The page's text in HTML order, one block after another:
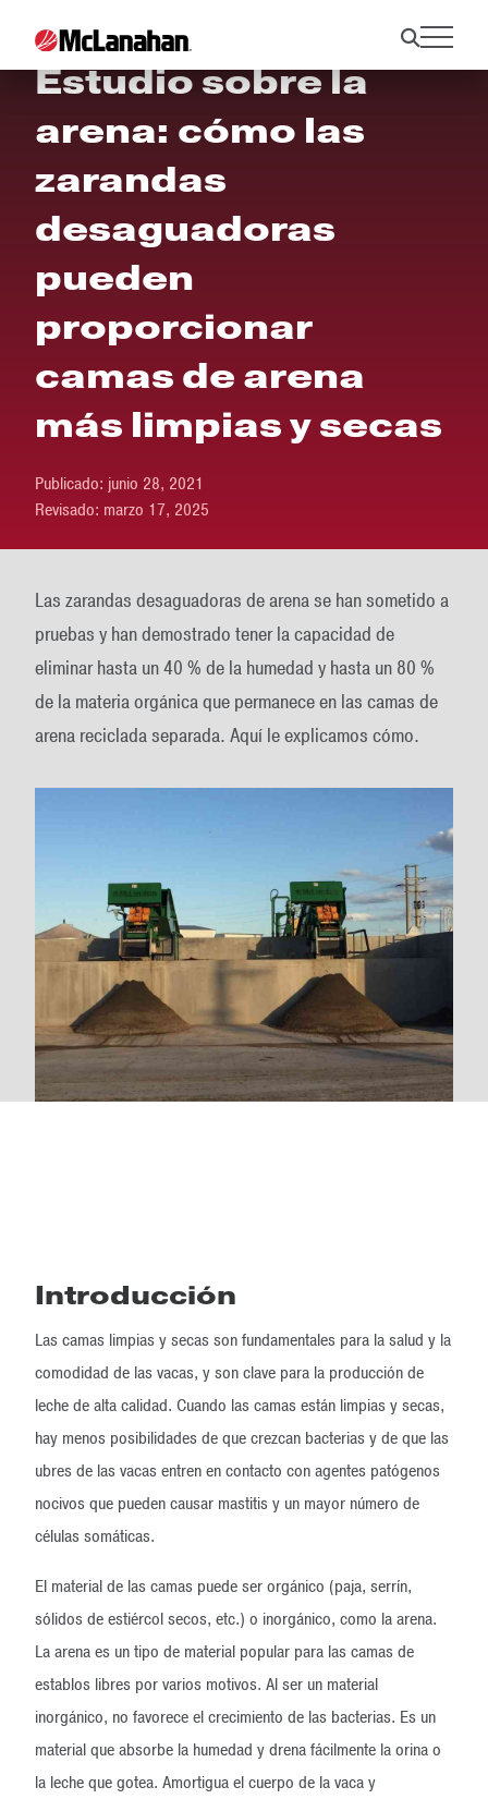
Estudio sobre la
arena: cómo las
zarandas
desaguadoras
pueden
proporcionar
camas de arena
más limpias y secas
Publicado: junio 28, 2021
Revisado: marzo 17, 2025
Las zarandas desaguadoras de arena se han sometido a
pruebas y han demostrado tener la capacidad de
eliminar hasta un 40 % de la humedad y hasta un 80 %
de la materia orgánica que permanece en las camas de
arena reciclada separada. Aquí le explicamos cómo.
Introducción
Las camas limpias y secas son fundamentales para la salud y la
comodidad de las vacas, y son clave para la producción de
leche de alta calidad. Cuando las camas están limpias y secas,
hay menos posibilidades de que crezcan bacterias y de que las
ubres de las vacas entren en contacto con agentes patógenos
nocivos que pueden causar mastitis y un mayor número de
células somáticas.
El material de las camas puede ser orgánico (paja, serrín,
sólidos de estiércol secos, etc.) o inorgánico, como la arena.
La arena es un tipo de material popular para las camas de
establos libres por varios motivos. Al ser un material
inorgánico, no favorece el crecimiento de las bacterias. Es un
material que absorbe la humedad y drena fácilmente la orina o
la leche que gotea. Amortigua el cuerpo de la vaca y